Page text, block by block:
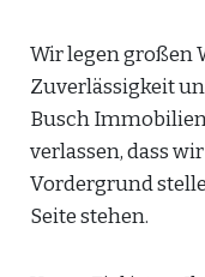
Wir legen großen
Zuverlässigkeit
Busch
verlassen, dass
Vordergrund
Seite stehen.